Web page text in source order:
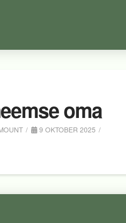
oma
9 OKTOBER 2025